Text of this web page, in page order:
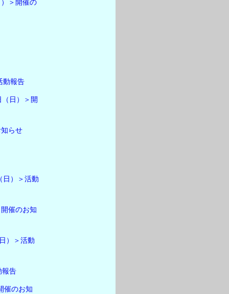
＞開催の
動報告
日）＞開
らせ
日）＞活動
催のお知
）＞活動
報告
催のお知